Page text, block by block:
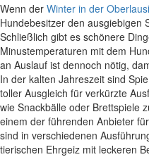
Wenn der Winter in der
Hundebesitzer den ausgiebigen
Schließlich gibt es schönere
Minustemperaturen mit dem
an Auslauf ist dennoch nötig,
In der kalten Jahreszeit sind
toller Ausgleich für verkürzte
wie Snackbälle oder Brettspiele
einem der führenden Anbieter
sind in verschiedenen
tierischen Ehrgeiz mit leckeren